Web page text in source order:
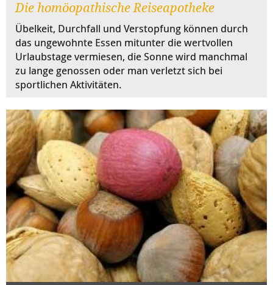
Die homöopathische Reiseapotheke
Übelkeit, Durchfall und Verstopfung können durch
das ungewohnte Essen mitunter die wertvollen
Urlaubstage vermiesen, die Sonne wird manchmal
zu lange genossen oder man verletzt sich bei
sportlichen Aktivitäten.